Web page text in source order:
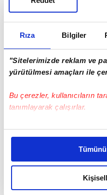
Rıza Bilgiler
"Sitelerimizde reklam ve
yürütülmesi amaçları ile
Bu çerezler, kullanıcıların
tanımlayarak çalışırlar.
Bu çerezlere izin vermeniz
daha iyi reklam deneyimi
amacımızın size daha iyi
olduğunu ve sizlere en iyi
elimizden gelen çabayı